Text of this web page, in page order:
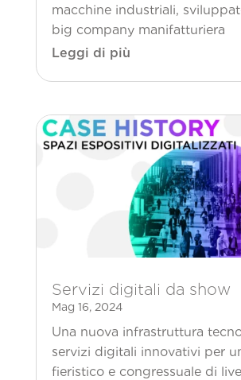
macchine industriali,
big company manifatturiera
Leggi di più
Servizi digitali da show
Mag 16, 2024
Una nuova infrastruttura
servizi digitali innovativi per
fieristico e congressuale di